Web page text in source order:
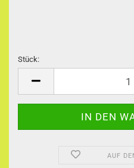
Stück:
AUF